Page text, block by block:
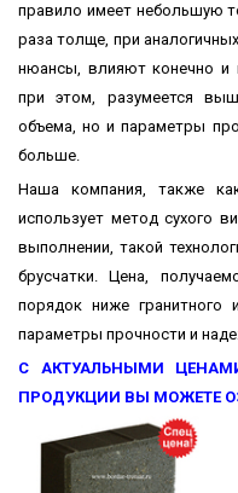
правило имеет небольшую
раза толще, при
нюансы, влияют конечно и
при этом, разумеется
объема, но и параметры
больше.
Наша компания, также
использует метод сухого
выполнении, такой
брусчатки. Цена,
порядок ниже гранитного
параметры прочности и
С АКТУАЛЬНЫМИ
ПРОДУКЦИИ ВЫ МОЖЕТЕ